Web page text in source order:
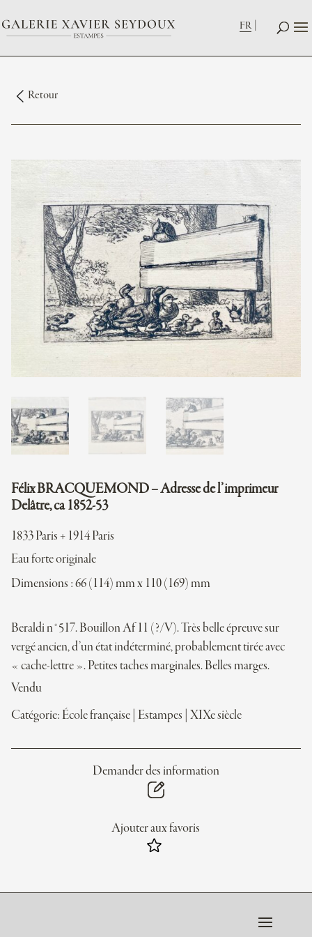
FR
Retour
Félix BRACQUEMOND – Adresse de l’imprimeur
Delâtre, ca 1852-53
1833 Paris + 1914 Paris
Eau forte originale
Dimensions : 66 (114) mm x 110 (169) mm
Beraldi n°517. Bouillon Af 11 (?/V). Très belle épreuve sur
vergé ancien, d’un état indéterminé, probablement tirée avec
« cache-lettre ». Petites taches marginales. Belles marges.
Vendu
Catégorie: École française Estampes XIXe siècle
Demander des information
Ajouter aux favoris